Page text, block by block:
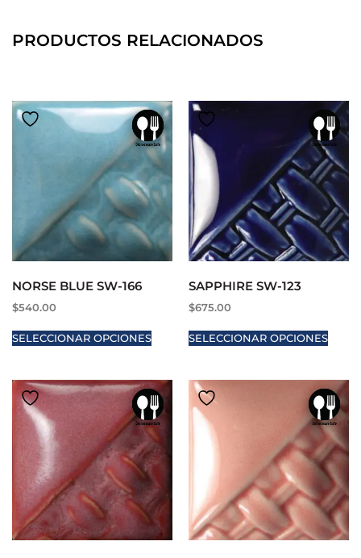
PRODUCTOS RELACIONADOS
NORSE BLUE SW-166
$540.00
SELECCIONAR OPCIONES
SAPPHIRE SW-123
$675.00
SELECCIONAR OPCIONES